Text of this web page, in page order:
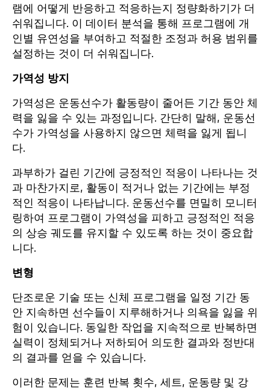
램에 어떻게 반응하고 적응하는지 정량화하기가 더
쉬워집니다. 이 데이터 분석을 통해 프로그램에 개
인별 유연성을 부여하고 적절한 조정과 허용 범위를
설정하는 것이 더 쉬워집니다.
가역성 방지
가역성은 운동선수가 활동량이 줄어든 기간 동안 체
력을 잃을 수 있는 과정입니다. 간단히 말해, 운동선
수가 가역성을 사용하지 않으면 체력을 잃게 됩니
다.
과부하가 걸린 기간에 긍정적인 적응이 나타나는 것
과 마찬가지로, 활동이 적거나 없는 기간에는 부정
적인 적응이 나타납니다. 운동선수를 면밀히 모니터
링하여 프로그램이 가역성을 피하고 긍정적인 적응
의 상승 궤도를 유지할 수 있도록 하는 것이 중요합
니다.
변형
단조로운 기술 또는 신체 프로그램을 일정 기간 동
안 지속하면 선수들이 지루해하거나 의욕을 잃을 위
험이 있습니다. 동일한 작업을 지속적으로 반복하면
실력이 정체되거나 저하되어 의도한 결과와 정반대
의 결과를 얻을 수 있습니다.
이러한 문제는 훈련 반복 횟수, 세트, 운동량 및 강